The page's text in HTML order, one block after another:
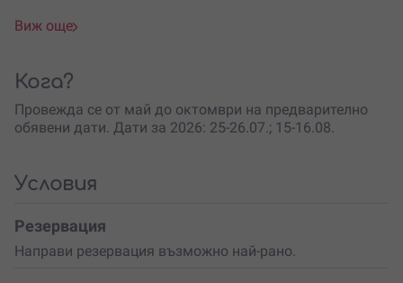
Приключението започва от лодкостоянката в
поемате срещу течението на
гребането е леко и приятно. След около час
акостирате на носа на остров Вардим и започва
истинската магия: хамаци, плуване, събиране на
почивка в палатките, следва бавно утро с чай, кафе и
лека закуска. Събирате багажа и поемате по
течението, носени от водите на Дунав. Правите
Виж още
Кога?
Провежда се от май до октомври на предварително
обявени дати. Дати за 2026: 25-26.07.; 15-16.08.
Условия
Резервация
Направи резервация възможно най-рано.